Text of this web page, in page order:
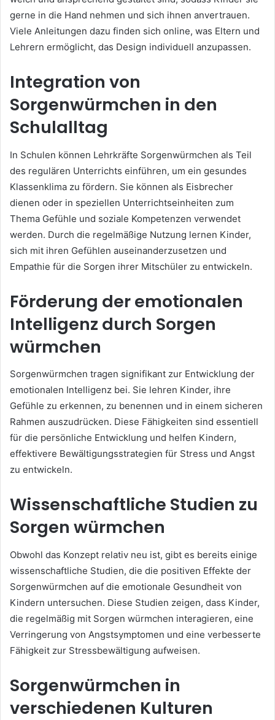
gerne in die Hand nehmen und sich ihnen anvertrauen.
Viele Anleitungen dazu finden sich online, was Eltern und
Lehrern ermöglicht, das Design individuell anzupassen.
Integration von
Sorgenwürmchen in den
Schulalltag
In Schulen können Lehrkräfte Sorgenwürmchen als Teil
des regulären Unterrichts einführen, um ein gesundes
Klassenklima zu fördern. Sie können als Eisbrecher
dienen oder in speziellen Unterrichtseinheiten zum
Thema Gefühle und soziale Kompetenzen verwendet
werden. Durch die regelmäßige Nutzung lernen Kinder,
sich mit ihren Gefühlen auseinanderzusetzen und
Empathie für die Sorgen ihrer Mitschüler zu entwickeln.
Förderung der emotionalen
Intelligenz durch Sorgen
würmchen
Sorgenwürmchen tragen signifikant zur Entwicklung der
emotionalen Intelligenz bei. Sie lehren Kinder, ihre
Gefühle zu erkennen, zu benennen und in einem sicheren
Rahmen auszudrücken. Diese Fähigkeiten sind essentiell
für die persönliche Entwicklung und helfen Kindern,
effektivere Bewältigungsstrategien für Stress und Angst
zu entwickeln.
Wissenschaftliche Studien zu
Sorgen würmchen
Obwohl das Konzept relativ neu ist, gibt es bereits einige
wissenschaftliche Studien, die die positiven Effekte der
Sorgenwürmchen auf die emotionale Gesundheit von
Kindern untersuchen. Diese Studien zeigen, dass Kinder,
die regelmäßig mit Sorgen würmchen interagieren, eine
Verringerung von Angstsymptomen und eine verbesserte
Fähigkeit zur Stressbewältigung aufweisen.
Sorgenwürmchen in
verschiedenen Kulturen